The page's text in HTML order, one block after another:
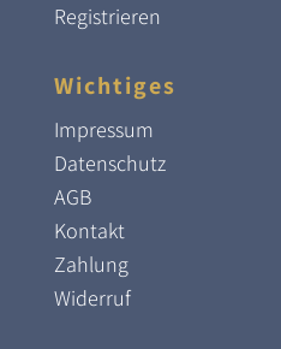
Registrieren
Wichtiges
Impressum
Datenschutz
AGB
Kontakt
Zahlung
Widerruf